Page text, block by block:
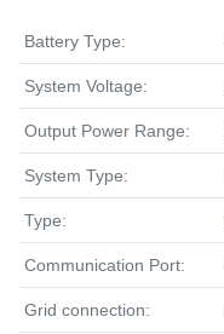
Battery Type:
System Voltage:
Output Power Range:
System Type:
Type:
Communication Port:
Grid connection: